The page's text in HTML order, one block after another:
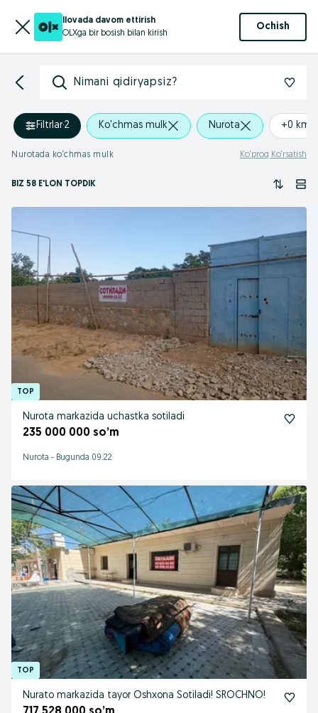
Ilovada davom ettirish
OLXga bir bosish bilan kirish
Ochish
Nimani qidiryapsiz?
Filtrlar·2 Ko'chmas mulk Nurota +0 km
Nurotada ko‘chmas mulk Ko‘proq Ko‘rsatish
BIZ 58 E'LON TOPDIK
Nurota markazida uchastka sotiladi
235 000 000 so’m
Nurota - Bugunda 09:22
Nurato markazida tayor Oshxona Sotiladi! SROCHNO!